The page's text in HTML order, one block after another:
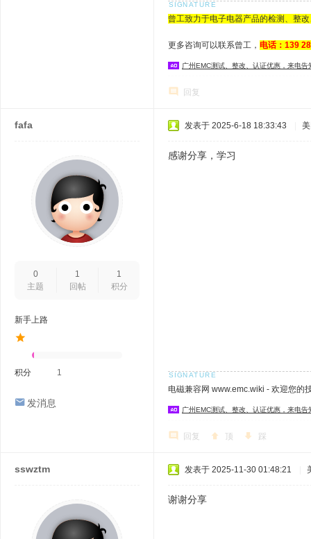
曾工致力于电子电器产品的检测、整
更多咨询可以联系曾工， 电话：139
广州EMC测试、整改、认证优惠，来电
回复
fafa
0
主题
1
回帖
1
积分
新手上路
积分 1
发消息
发表于 2025-6-18 18:33:43
感谢分享，学习
电磁兼容网 www.emc.wiki - 欢迎您的
广州EMC测试、整改、认证优惠，来电
回复 顶 踩
sswztm 发表于 2025-11-30 01:48:21
谢谢分享